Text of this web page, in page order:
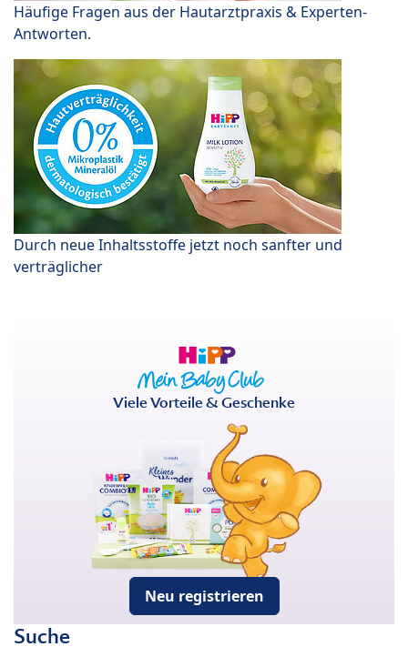
Häufige Fragen aus der Hautarztpraxis & Experten-
Antworten.
Durch neue Inhaltsstoffe jetzt noch sanfter und
verträglicher
Viele Vorteile & Geschenke
Neu registrieren
Suche